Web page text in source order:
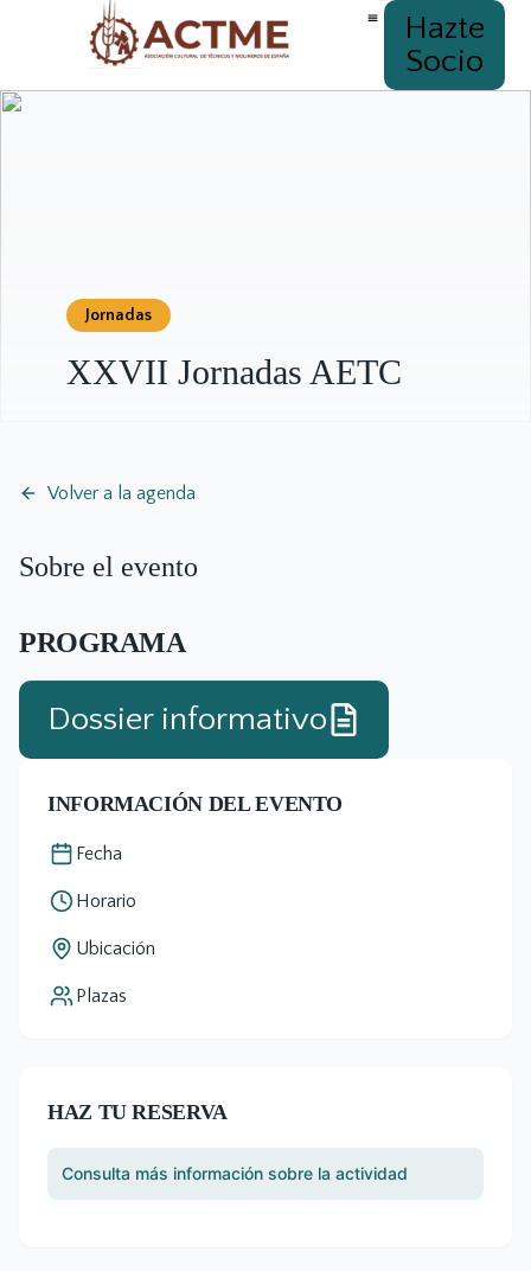
Hazte
Socio
Jornadas
XXVII Jornadas AETC
Volver a la agenda
Sobre el evento
PROGRAMA
Dossier informativo
INFORMACIÓN DEL EVENTO
Fecha
Horario
Ubicación
Plazas
HAZ TU RESERVA
Consulta más información sobre la actividad